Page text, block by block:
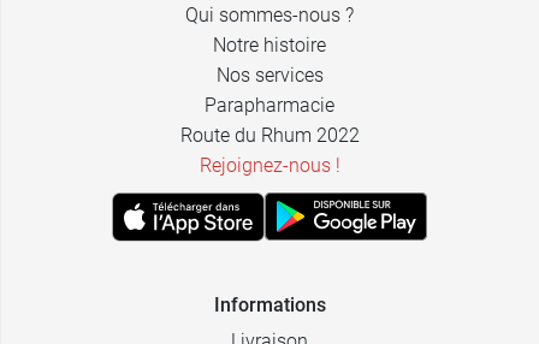
Qui sommes-nous ?
Notre histoire
Nos services
Parapharmacie
Route du Rhum 2022
Rejoignez-nous !
Informations